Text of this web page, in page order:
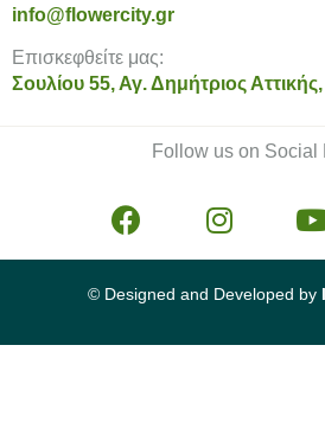
info@flowercity.gr
Επισκεφθείτε μας:
Σουλίου 55, Αγ. Δημήτριος
Follow us on Social
© Designed and Developed by